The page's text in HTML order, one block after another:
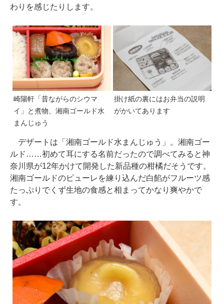
わりを感じたりします。
崎陽軒「昔ながらのシウマ
イ」と煮物、湘南ゴールド水
まんじゅう
掛け紙の裏にはお弁当の説明
がかいてあります
デザートは「湘南ゴールド水まんじゅう」。湘南ゴー
ルド……初めて耳にする名前だったので調べてみると神
奈川県が12年かけて開発した新品種の柑橘だそうです。
湘南ゴールドのピューレを練り込んだ白餡がフルーツ感
たっぷりでくず生地の食感と相まってかなり爽やかで
す。